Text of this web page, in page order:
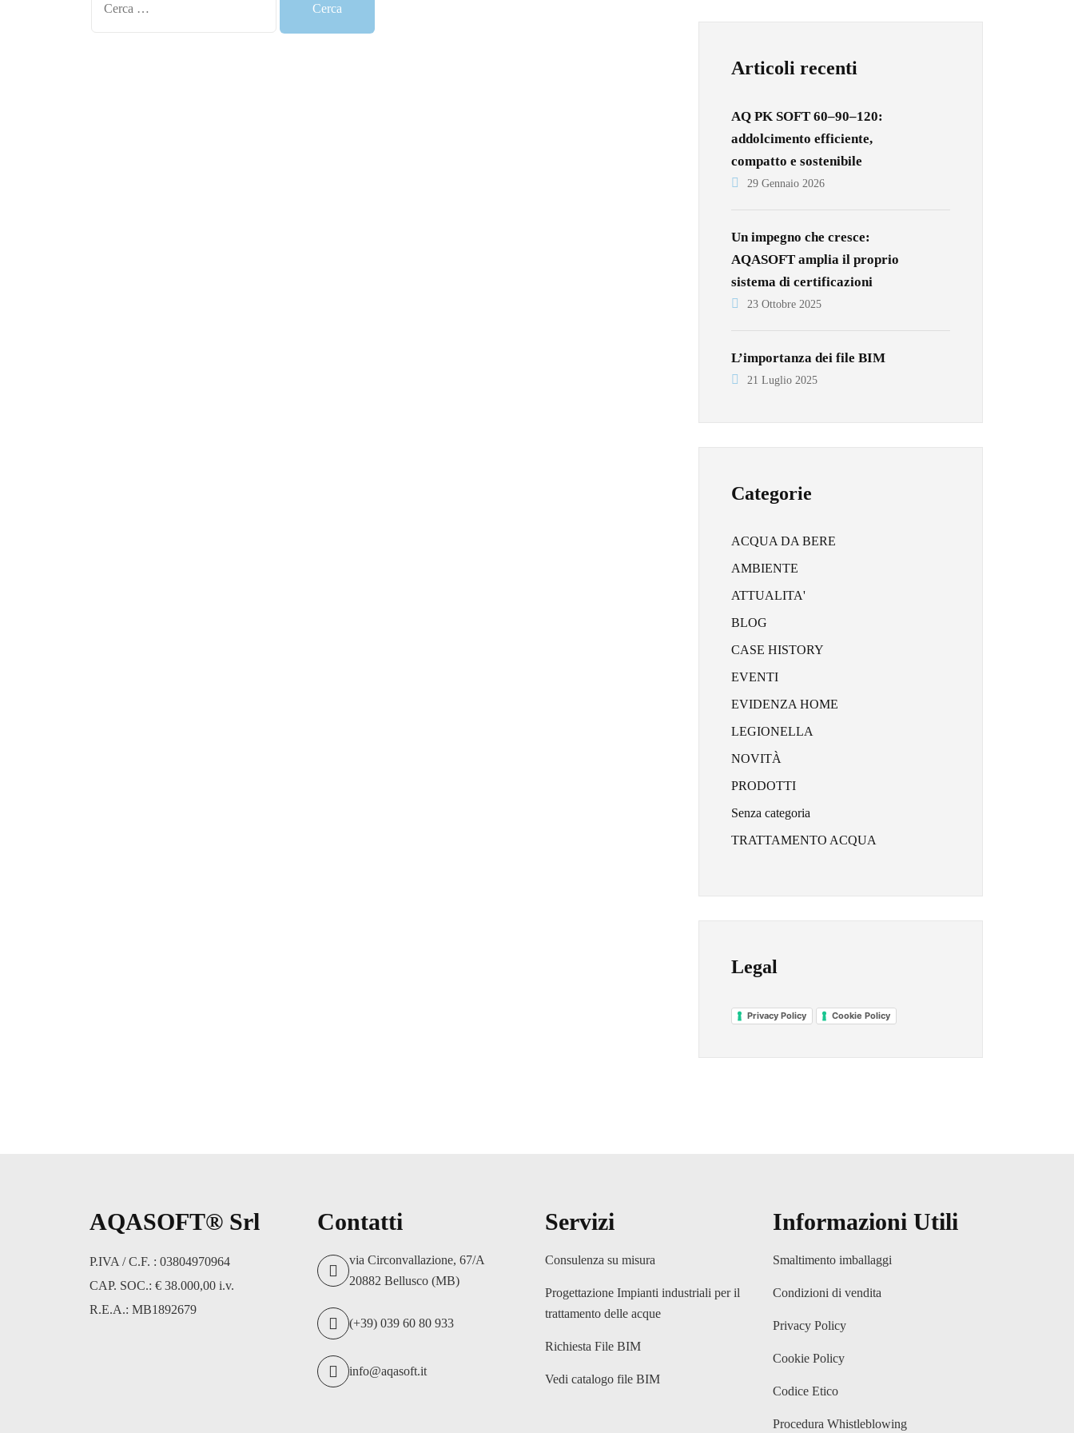
Articoli recenti
AQ PK SOFT 60–90–120:
addolcimento efficiente,
compatto e sostenibile
29 Gennaio 2026
Un impegno che cresce:
AQASOFT amplia il proprio
sistema di certificazioni
23 Ottobre 2025
L’importanza dei file BIM
21 Luglio 2025
Categorie
ACQUA DA BERE
AMBIENTE
ATTUALITA'
BLOG
CASE HISTORY
EVENTI
EVIDENZA HOME
LEGIONELLA
NOVITÀ
PRODOTTI
Senza categoria
TRATTAMENTO ACQUA
Legal
Privacy Policy Cookie Policy
AQASOFT® Srl
P.IVA / C.F. : 03804970964
CAP. SOC.: € 38.000,00 i.v.
R.E.A.: MB1892679
Contatti
via Circonvallazione, 67/A
20882 Bellusco (MB)
(+39) 039 60 80 933
info@aqasoft.it
Servizi
Consulenza su misura
Progettazione Impianti industriali per il
trattamento delle acque
Richiesta File BIM
Vedi catalogo file BIM
Informazioni Utili
Smaltimento imballaggi
Condizioni di vendita
Privacy Policy
Cookie Policy
Codice Etico
Procedura Whistleblowing